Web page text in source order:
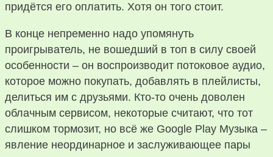
придётся его оплатить. Хотя он того стоит.
В конце непременно надо упомянуть
проигрыватель, не вошедший в топ в силу своей
особенности – он воспроизводит потоковое аудио,
которое можно покупать, добавлять в плейлисты,
делиться им с друзьями. Кто-то очень доволен
облачным сервисом, некоторые считают, что тот
слишком тормозит, но всё же Google Play Музыка –
явление неординарное и заслуживающее пары